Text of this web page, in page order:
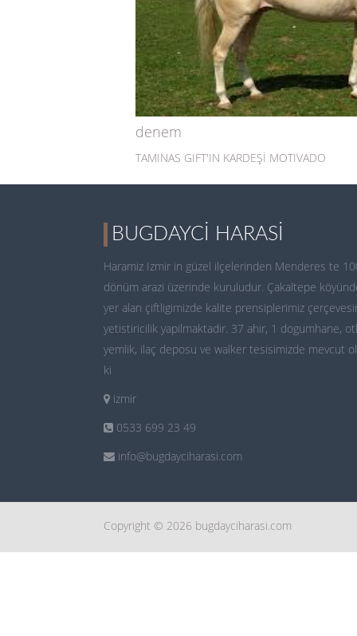
denem
TAMINAS GIFT'IN KARDEŞİ MOTIVADO
BUGDAYCI HARASI
Haramiz Izmir in güzel ilçelerinden Menderes te
dönüm arazi üzerinde kuruludur. Çakaltepe
yer alan çiftligimizde kalite prensiplerimiz
yetistiricilik yapilmaktadir. 37 ahir, 1 dogumhane,
yemlik, ilaç deposu ve walker tesisimizde mevcut
ki
izmir
0533 699 23 49
info@bugdayciharasi.com
Copyright © 2026 bugdayciharasi.com